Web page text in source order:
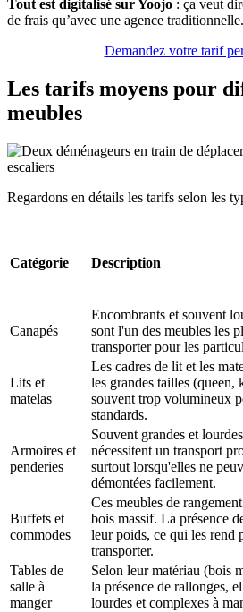
Tout est digitalisé sur Yoojo : ça veut
de frais qu’avec une agence traditionnelle.
Demandez votre tarif
Les tarifs moyens pour
meubles
Regardons en détails les tarifs selon les
Catégorie Description
Canapés
Encombrants et souvent
sont l'un des meubles les
transporter pour les
Lits et
matelas
Les cadres de lit et les
les grandes tailles (queen,
souvent trop volumineux
standards.
Armoires et
penderies
Souvent grandes et
nécessitent un transport
surtout lorsqu'elles ne
démontées facilement.
Buffets et
commodes
Ces meubles de
bois massif. La présence
leur poids, ce qui les rend
transporter.
Tables de
salle à
manger
Selon leur matériau (bois
la présence de rallonges,
lourdes et complexes à